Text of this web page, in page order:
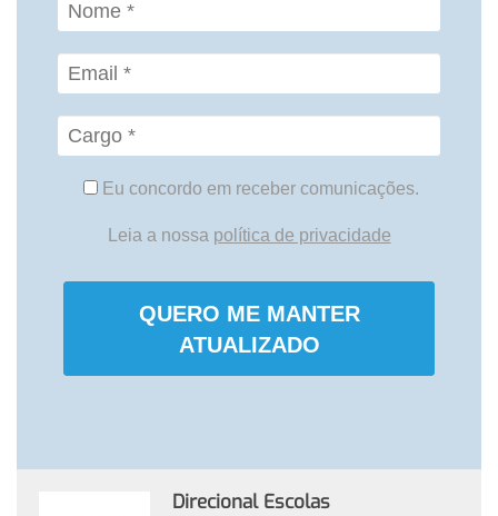
Eu concordo em receber comunicações.
Leia a nossa política de privacidade
QUERO ME MANTER
ATUALIZADO
Direcional Escolas